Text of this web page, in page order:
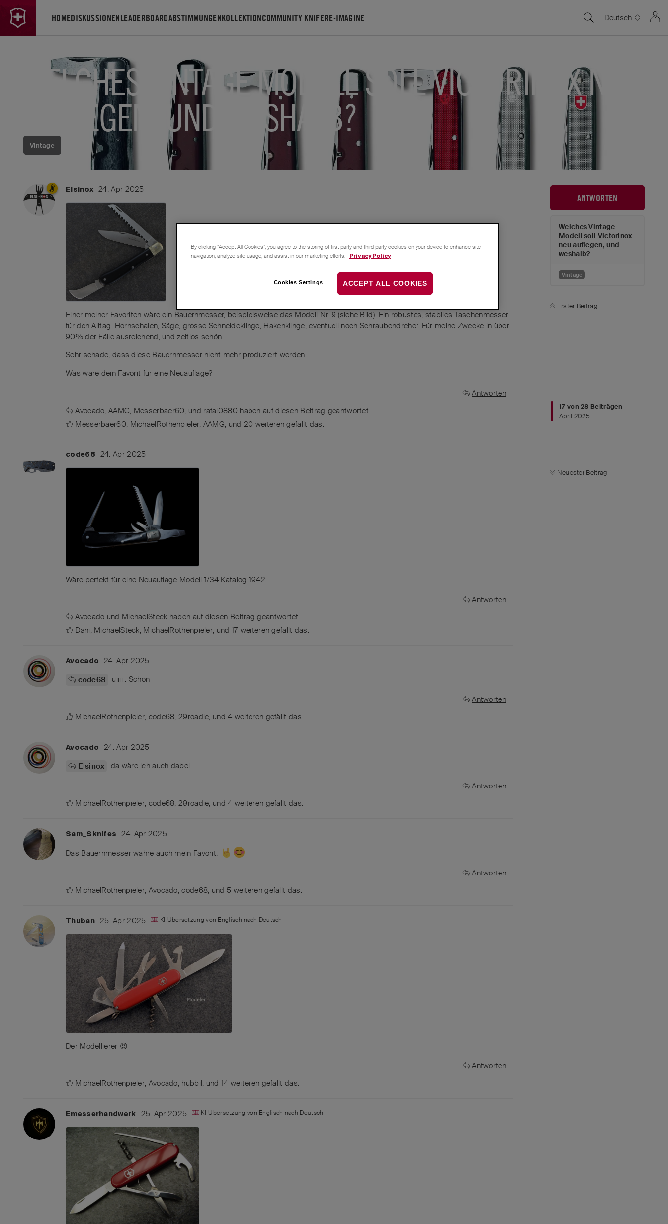
HOMEDISKUSSIONENLEADERBOARDABSTIMMUNGENKOLLEKTIONCOMMUNITY KNIFERE-IMAGINE Deutsch
Vintage
WELCHES VINTAGE MODELL SOLL VICTORINOX NEU
AUFLEGEN, UND WESHALB?
ANTWORTEN
Welches Vintage
Modell soll Victorinox
neu auflegen, und
weshalb?
Vintage
Erster Beitrag
17 von28 Beiträgen
April 2025
Neuester Beitrag
Elsinox 24. Apr 2025
Einer meiner Favoriten wäre ein Bauernmesser, beispielsweise das Modell Nr. 9 (siehe Bild). Ein robustes, stabiles Taschenmesser
für den Alltag. Hornschalen, Säge, grosse Schneideklinge, Hakenklinge, eventuell noch Schraubendreher. Für meine Zwecke in über
90% der Fälle ausreichend, und zeitlos schön.
Sehr schade, dass diese Bauernmesser nicht mehr produziert werden.
Was wäre dein Favorit für eine Neuauflage?
Antworten
Avocado,AAMG, Messerbaer60, und rafal0880 haben auf diesen Beitrag geantwortet.
Messerbaer60, MichaelRothenpieler, AAMG, und 20 weiteren gefällt das.
code68 24. Apr 2025
Wäre perfekt für eine Neuauflage Modell 1/34 Katalog 1942
Antworten
Avocado und MichaelSteck haben auf diesen Beitrag geantwortet.
Dani, MichaelSteck, MichaelRothenpieler, und 17 weiteren gefällt das.
Avocado
24. Apr 2025
code68
uiiii . Schön
Antworten
MichaelRothenpieler, code68,29roadie, und4 weiteren gefällt das.
Avocado
24. Apr 2025
Elsinox
da wäre ich auch dabei
Antworten
MichaelRothenpieler, code68,29roadie, und4 weiteren gefällt das.
Sam_Sknifes
24. Apr 2025
Das Bauernmesser währe auch mein Favorit.
Antworten
MichaelRothenpieler, Avocado,code68, und 5 weiterengefällt das.
Thuban 25. Apr 2025 KI-Übersetzung von Englisch nach Deutsch
Der Modellierer 😍
Antworten
MichaelRothenpieler, Avocado, hubbil, und 14 weiteren gefällt das.
Emesserhandwerk 25. Apr 2025 KI-Übersetzung von Englisch nach Deutsch
By clicking “Accept All Cookies”, you agree to the storing of first party and third party cookies on your device to enhance site
navigation, analyze site usage, and assist in our marketing efforts.
Privacy Policy
Cookies Settings ACCEPT ALL COOKIES